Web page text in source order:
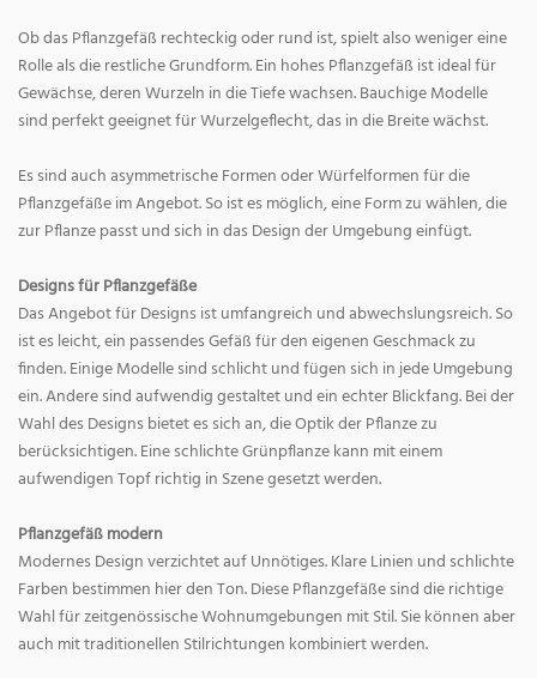
Ob das Pflanzgefäß rechteckig oder rund ist, spielt also weniger eine
Rolle als die restliche Grundform. Ein hohes Pflanzgefäß ist ideal für
Gewächse, deren Wurzeln in die Tiefe wachsen. Bauchige Modelle
sind perfekt geeignet für Wurzelgeflecht, das in die Breite wächst.
Es sind auch asymmetrische Formen oder Würfelformen für die
Pflanzgefäße im Angebot. So ist es möglich, eine Form zu wählen, die
zur Pflanze passt und sich in das Design der Umgebung einfügt.
Designs für Pflanzgefäße
Das Angebot für Designs ist umfangreich und abwechslungsreich. So
ist es leicht, ein passendes Gefäß für den eigenen Geschmack zu
finden. Einige Modelle sind schlicht und fügen sich in jede Umgebung
ein. Andere sind aufwendig gestaltet und ein echter Blickfang. Bei der
Wahl des Designs bietet es sich an, die Optik der Pflanze zu
berücksichtigen. Eine schlichte Grünpflanze kann mit einem
aufwendigen Topf richtig in Szene gesetzt werden.
Pflanzgefäß modern
Modernes Design verzichtet auf Unnötiges. Klare Linien und schlichte
Farben bestimmen hier den Ton. Diese Pflanzgefäße sind die richtige
Wahl für zeitgenössische Wohnumgebungen mit Stil. Sie können aber
auch mit traditionellen Stilrichtungen kombiniert werden.